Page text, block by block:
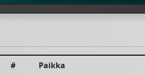
# Paikka